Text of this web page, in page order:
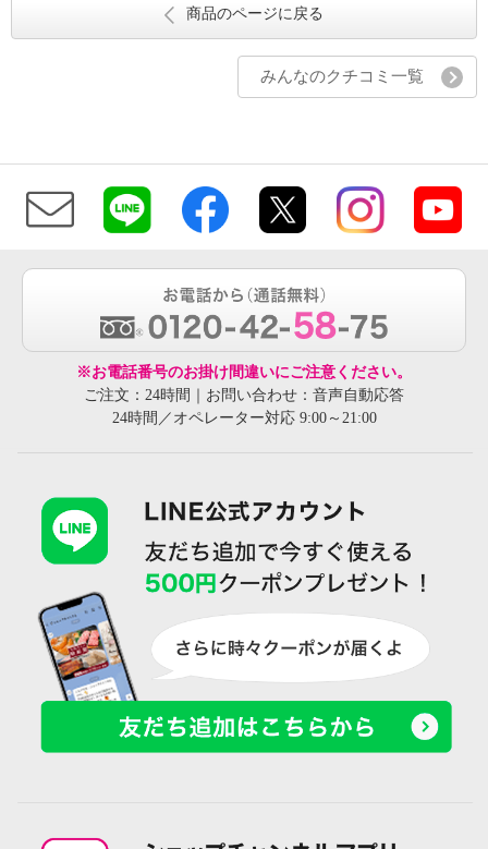
商品のページに戻る
みんなのクチコミ一覧
※お電話番号のお掛け間違いにご注意ください。
ご注文：24時間｜お問い合わせ：音声自動応答
24時間／オペレーター対応 9:00～21:00